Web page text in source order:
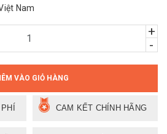
Nam
+
-
VÀO GIỎ HÀNG
CAM KẾT CHÍNH HÃNG